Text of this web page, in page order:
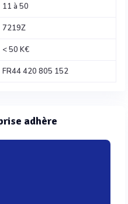
11 à 50
7219Z
< 50 K€
FR44 420 805 152
adhère